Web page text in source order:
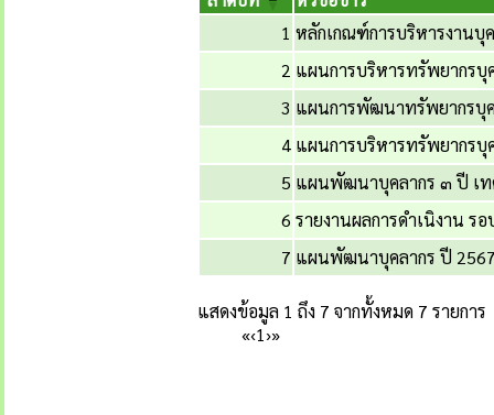
1 หลักเกณฑ์การบริหารงานบุ
2 แผนการบริหารทรัพยากรบุ
3 แผนการพัฒนาทรัพยากรบุ
4 แผนการบริหารทรัพยากรบุ
5 แผนพัฒนาบุคลากร ๓ ปี เ
6 รายงานผลการดำเนิงาน ร
7 แผนพัฒนาบุคลากร ปี
แสดงข้อมูล 1 ถึง 7 จากทั้งหมด 7 รายการ
«‹1›»